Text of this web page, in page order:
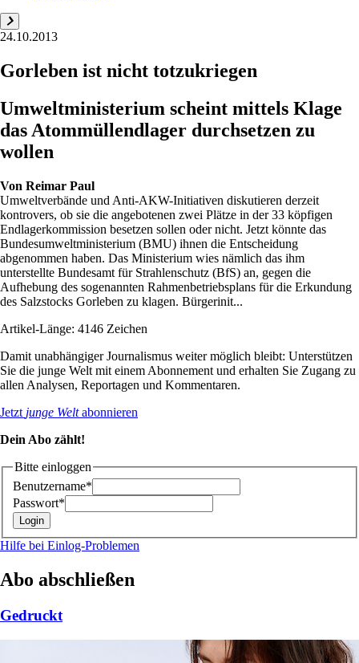
24.10.2013
Gorleben ist nicht totzukriegen
Umweltministerium scheint mittels Klage
das Atommüllendlager durchsetzen zu
wollen
Von Reimar Paul
Umweltverbände und Anti-AKW-Initiativen diskutieren derzeit
kontrovers, ob sie die angebotenen zwei Plätze in der 33 köpfigen
Endlagerkommission besetzen sollen oder nicht. Jetzt könnte das
Bundesumweltministerium (BMU) ihnen die Entscheidung
abgenommen haben. Das Ministerium wies nämlich das ihm
unterstellte Bundesamt für Strahlenschutz (BfS) an, gegen die
Aufhebung des sogenannten Rahmenbetriebsplans für die Erkundung
des Salzstocks Gorleben zu klagen. Bürgerinit...
Artikel-Länge: 4146 Zeichen
Damit unabhängiger Journalismus weiter möglich bleibt: Unterstützen
Sie die junge Welt mit einem Abonnement und erhalten Sie Zugang zu
allen Analysen, Reportagen und Kommentaren.
Jetzt junge Weltabonnieren
Dein Abo zählt!
Bitte einloggen
Benutzername*
Passwort*
Hilfe bei Einlog-Problemen
Abo abschließen
Gedruckt